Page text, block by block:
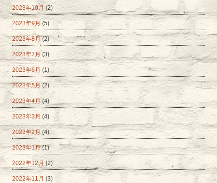
2023年10月 (2)
2023年9月 (5)
2023年8月(2)
2023年7月 (3)
2023年6月 (1)
2023年5月 (2)
2023年4月(4)
2023年3月 (4)
2023年2月(4)
2023年1月(1)
2022年12月 (2)
2022年11月 (3)